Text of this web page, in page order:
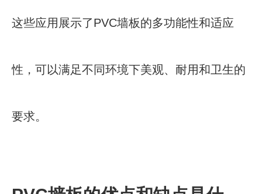
这些应用展示了PVC墙板的多功能性和适应
性，可以满足不同环境下美观、耐用和卫生的
要求。